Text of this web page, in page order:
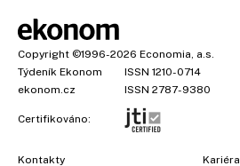
Copyright ©1996-2026 Economia, a.s.
Týdeník Ekonom
ISSN 1210-0714
ekonom.cz
ISSN 2787-9380
Certifikováno:
Kontakty
Kariéra